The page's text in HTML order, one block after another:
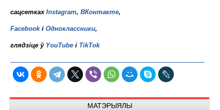
сацсетках Instagram, ВКонтакте,
Facebookі Одноклассники,
глядзіце ў YouTube і TikTok
МАТЭРЫЯЛЫ